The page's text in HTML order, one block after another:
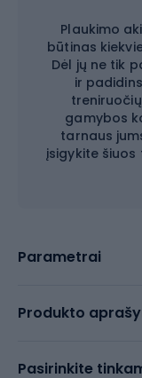
Plaukimo
būtinas
Dėl jų ne tik
ir
gamybos
tarnaus
įsigykite šiuos
Parametrai
Produkto
Pasirinkite